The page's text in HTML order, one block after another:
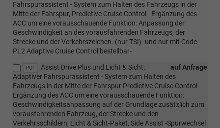
Fahrspurassistent - System zum Halten des Fahrzeugs in der
Mitte der Fahrspur, Predictive Cruise Control - Ergänzung des
ACC um eine vorausschauende Funktion: Anpassung der
Geschwindigkeit an des vorausfahrenden Fahrzeugs, der
Strecke und der Verkehrszeichen. (nur TSI) -und nur mit Code
PL2 Adaptive Cruise Control bestellbar-
PUF auf Anfrage
Assist Drive Plus und Licht & Sicht:
Adaptiver Fahrspurassistent - System zum Halten des
Fahrzeugs in der Mitte der Fahrspur Predictive Cruise Control -
Ergänzung des ACC um eine vorausschauende Funktion:
Geschwindigkeitsanpassung auf der Grundlage zusätzlich zum
vorausfahrenden Fahrzeug, der Strecke und den
Verkehrsschildern, Licht & Sicht-Paket, Side Assist -Spurwechsel